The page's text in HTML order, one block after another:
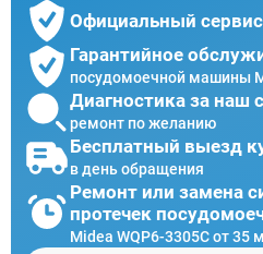
Официальный сервис
Гарантийное
посудомоечной машины
Диагностика за наш
ремонт по желанию
Бесплатный выезд
в день обращения
Ремонт или замена
протечек
Midea WQP6-3305C от 35